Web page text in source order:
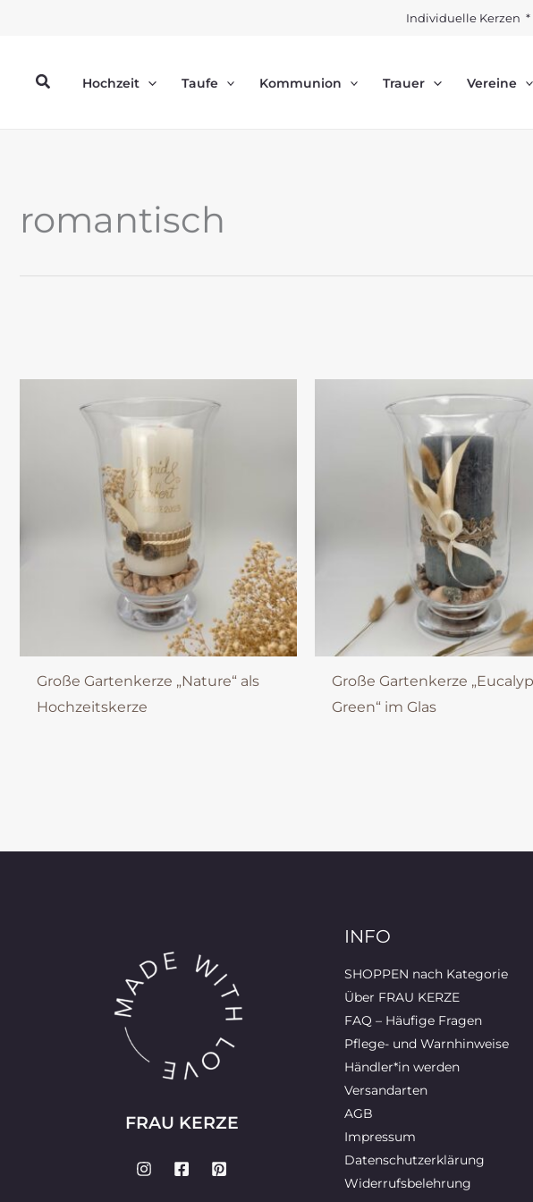
Individuelle Kerzen
SuchenHochzeit Taufe Kommunion Trauer Vereine
romantisch
Große Gartenkerze „Nature“ als
Hochzeitskerze
Große Gartenkerze
Green“ im Glas
FRAU KERZE
INFO
SHOPPEN nach Kategorie
Über FRAU KERZE
FAQ – Häufige Fragen
Pflege- und Warnhinweise
Händler*in werden
Versandarten
AGB
Impressum
Datenschutzerklärung
Widerrufsbelehrung